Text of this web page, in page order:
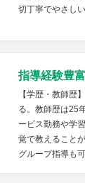
切丁寧でやさし
指導経験豊
【学歴・教師歴
る。教師歴は25
ービス勤務や学
覚で教えること
グループ指導も